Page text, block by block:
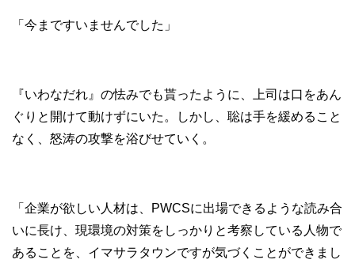
「今まですいませんでした」
『いわなだれ』の怯みでも貰ったように、上司は口をあん
ぐりと開けて動けずにいた。しかし、聡は手を緩めること
なく、怒涛の攻撃を浴びせていく。
「企業が欲しい人材は、PWCSに出場できるような読み合
いに長け、現環境の対策をしっかりと考察している人物で
あることを、イマサラタウンですが気づくことができまし